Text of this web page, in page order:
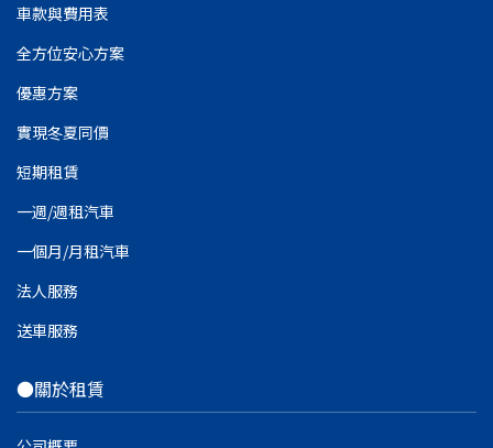
車款與費用表
全方位安心方案
優惠方案
實現冬夏同價
短期租賃
一週/週租汽車
一個月/月租汽車
法人服務
送車服務
●關於租賃